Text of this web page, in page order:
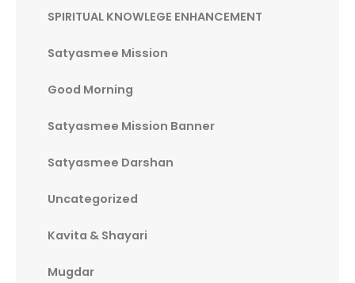
SPIRITUAL KNOWLEGE ENHANCEMENT
Satyasmee Mission
Good Morning
Satyasmee Mission Banner
Satyasmee Darshan
Uncategorized
Kavita & Shayari
Mugdar